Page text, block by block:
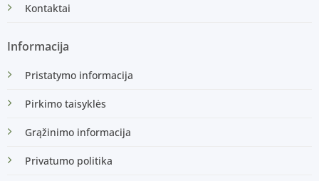
Kontaktai
Informacija
Pristatymo informacija
Pirkimo taisyklės
Grąžinimo informacija
Privatumo politika